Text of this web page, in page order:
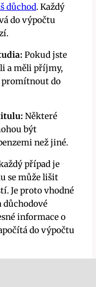
důchod. Každý
do výpočtu
Pokud jste
a měli příjmy,
do
Některé
být
než jiné.
případ je
se může lišit
Je proto vhodné
důchodové
informace o
do výpočtu